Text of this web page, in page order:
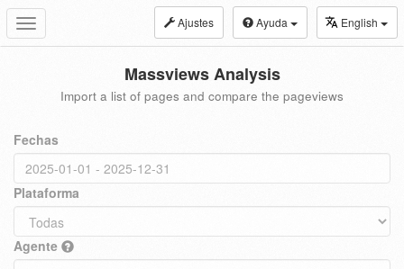
Toggle
navigation
Ajustes Ayuda English
Massviews Analysis
Import a list of pages and compare the pageviews
Fechas
Plataforma
Agente